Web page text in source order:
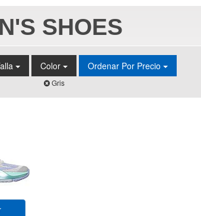
SHOES
Color
Gris
Ordenar Por Precio